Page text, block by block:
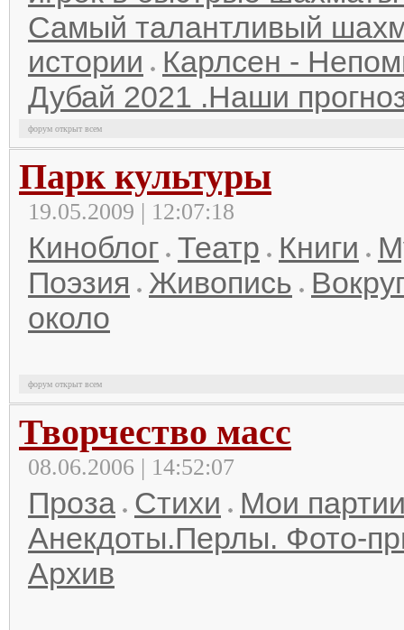
Самый талантливый
истории
Карлсен -
Дубай 2021 .Наши
форум открыт всем
Парк культуры
19.05.2009 | 12:07:18
Киноблог Театр Книги
Поэзия
Живопись
около
форум открыт всем
Творчество масс
08.06.2006 | 14:52:07
Проза Стихи
Мои
Анекдоты.Перлы. Фото-
Архив